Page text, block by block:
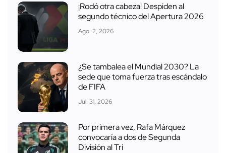
¡Rodó otra cabeza! Despiden al
segundo técnico del Apertura 2026
Ago. 2, 2026
¿Se tambalea el Mundial 2030? La
sede que toma fuerza tras escándalo
de FIFA
Jul. 31, 2026
Por primera vez, Rafa Márquez
convocaría a dos de Segunda
División al Tri